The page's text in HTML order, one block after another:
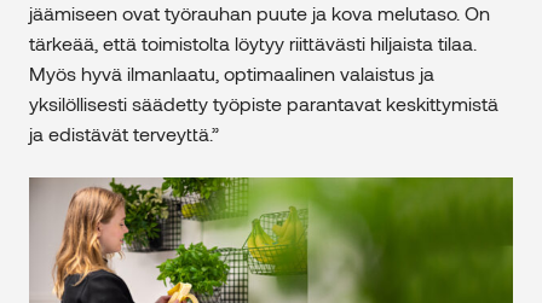
jäämiseen ovat työrauhan puute ja kova melutaso. On
tärkeää, että toimistolta löytyy riittävästi hiljaista tilaa.
Myös hyvä ilmanlaatu, optimaalinen valaistus ja
yksilöllisesti säädetty työpiste parantavat keskittymistä
ja edistävät terveyttä.”